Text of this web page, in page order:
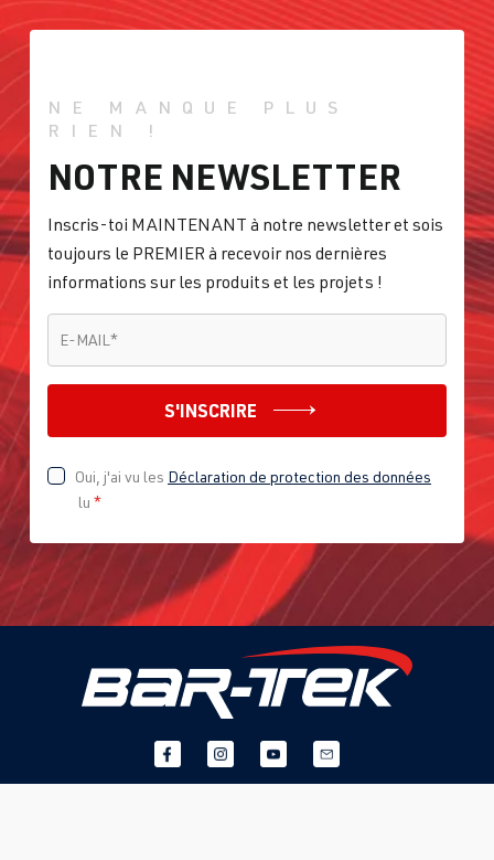
NE MANQUE PLUS
RIEN !
NOTRE NEWSLETTER
Inscris-toi MAINTENANT à notre newsletter et sois
toujours le PREMIER à recevoir nos dernières
informations sur les produits et les projets !
E-MAIL *
S'INSCRIRE
Oui, j'ai vu les Déclaration de protection des données
lu *